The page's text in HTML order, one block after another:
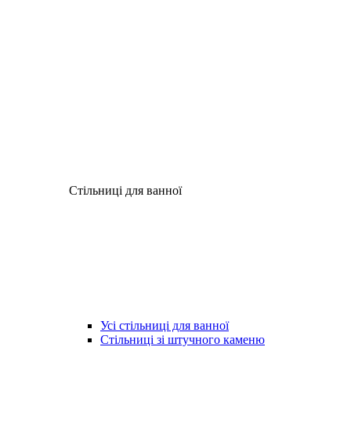
Стільниці для ванної
Усі стільниці для ванної
Стільниці зі штучного каменю